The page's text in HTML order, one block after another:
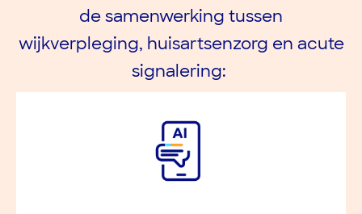
de samenwerking tussen
wijkverpleging, huisartsenzorg en acute
signalering: